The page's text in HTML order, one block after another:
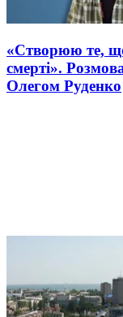
«Створюю те,
смерті».
Олегом Руденко